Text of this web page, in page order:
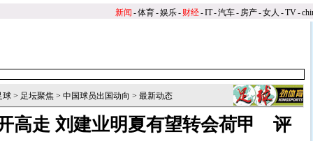
新闻 -体育-娱乐- 财经-IT-汽车- 房产-女人 -TV-
球 > 足坛聚焦 > 中国球员出国动向 > 最新动态
高走 刘建业明夏有望转会荷甲 评